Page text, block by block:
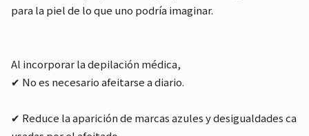
para la piel de lo que uno podría imaginar.
Al incorporar la depilación médica,
✔ No es necesario afeitarse a diario.
✔ Reduce la aparición de marcas azules y desigualdades ca